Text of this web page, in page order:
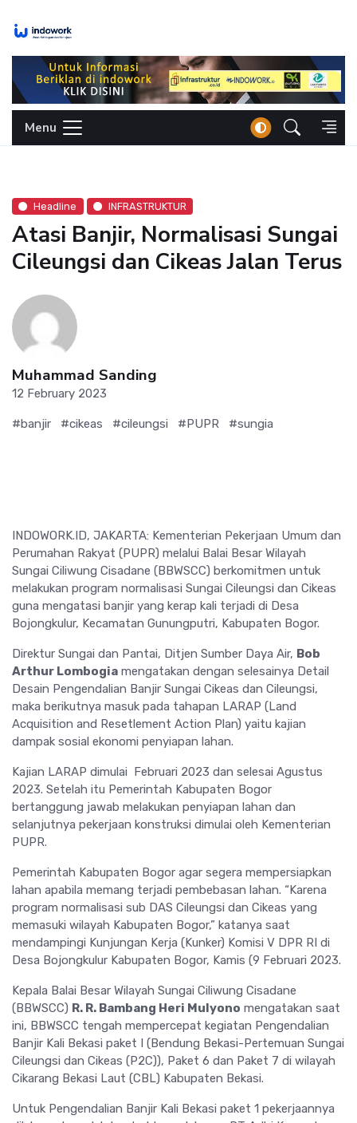
Menu
Headline INFRASTRUKTUR
Atasi Banjir, Normalisasi Sungai
Cileungsi dan Cikeas Jalan Terus
Muhammad Sanding
12 February 2023
#banjir #cikeas #cileungsi #PUPR #sungia
INDOWORK.ID, JAKARTA: Kementerian Pekerjaan Umum dan
Perumahan Rakyat (PUPR) melalui Balai Besar Wilayah
Sungai Ciliwung Cisadane (BBWSCC) berkomitmen untuk
melakukan program normalisasi Sungai Cileungsi dan Cikeas
guna mengatasi banjir yang kerap kali terjadi di Desa
Bojongkulur, Kecamatan Gunungputri, Kabupaten Bogor.
Direktur Sungai dan Pantai, Ditjen Sumber Daya Air, Bob
Arthur Lombogia mengatakan dengan selesainya Detail
Desain Pengendalian Banjir Sungai Cikeas dan Cileungsi,
maka berikutnya masuk pada tahapan LARAP (Land
Acquisition and Resetlement Action Plan) yaitu kajian
dampak sosial ekonomi penyiapan lahan.
Kajian LARAP dimulai Februari 2023 dan selesai Agustus
2023. Setelah itu Pemerintah Kabupaten Bogor
bertanggung jawab melakukan penyiapan lahan dan
selanjutnya pekerjaan konstruksi dimulai oleh Kementerian
PUPR.
Pemerintah Kabupaten Bogor agar segera mempersiapkan
lahan apabila memang terjadi pembebasan lahan. “Karena
program normalisasi sub DAS Cileungsi dan Cikeas yang
memasuki wilayah Kabupaten Bogor,” katanya saat
mendampingi Kunjungan Kerja (Kunker) Komisi V DPR RI di
Desa Bojongkulur Kabupaten Bogor, Kamis (9 Februari 2023.
Kepala Balai Besar Wilayah Sungai Ciliwung Cisadane
(BBWSCC) R. R. Bambang Heri Mulyono mengatakan saat
ini, BBWSCC tengah mempercepat kegiatan Pengendalian
Banjir Kali Bekasi paket I (Bendung Bekasi-Pertemuan Sungai
Cileungsi dan Cikeas (P2C)), Paket 6 dan Paket 7 di wilayah
Cikarang Bekasi Laut (CBL) Kabupaten Bekasi.
Untuk Pengendalian Banjir Kali Bekasi paket 1 pekerjaannya